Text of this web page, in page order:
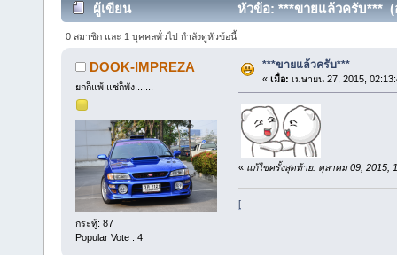
ผู้เขียน หัวข้อ: ***ขายแล้วครับ*** (
0 สมาชิก และ 1 บุคคลทั่วไป กำลังดูหัวข้อนี้
DOOK-IMPREZA
ยกก็แพ้ แช่ก็พัง.......
กระทู้: 87
Popular Vote : 4
***ขายแล้วครับ***
« เมื่อ: เมษายน 27, 2015,
« แก้ไขครั้งสุดท้าย: ตุลาคม 09, 2015,
[